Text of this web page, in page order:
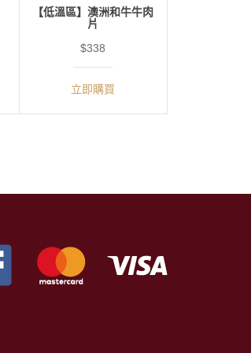
【低溫區】澳洲和牛牛肉
片
$338
立即購買